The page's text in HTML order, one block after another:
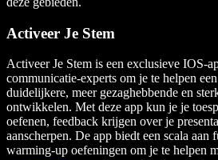
Activeer Je Stem
Activeer Je Stem is een exclusieve IOS-
communicatie-experts om je te helpen
duidelijkere, meer gezaghebbende en
ontwikkelen. Met deze app kun je je
oefenen, feedback krijgen over je
aanscherpen. De app biedt een scala aan
warming-up oefeningen om je te helpen